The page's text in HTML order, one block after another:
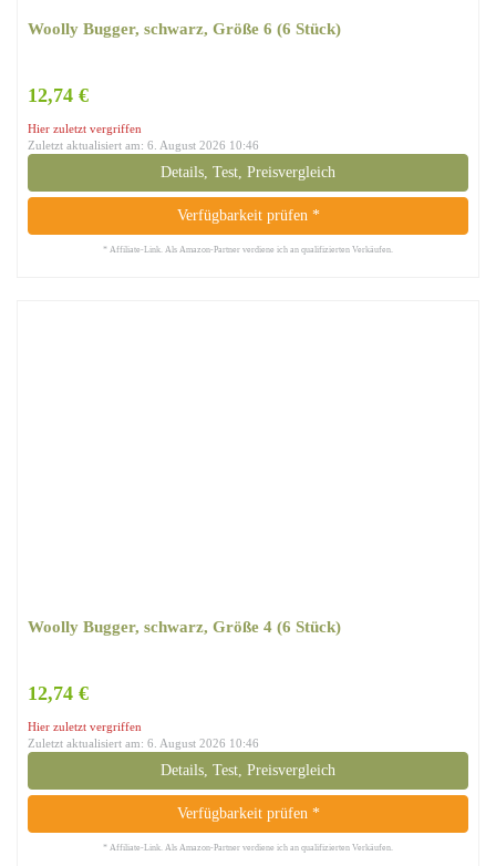
Woolly Bugger, schwarz, Größe 6 (6 Stück)
12,74 €
Hier zuletzt vergriffen
Zuletzt aktualisiert am: 6. August 2026 10:46
Details, Test, Preisvergleich
Verfügbarkeit prüfen *
* Affiliate-Link. Als Amazon-Partner verdiene ich an qualifizierten Verkäufen.
Woolly Bugger, schwarz, Größe 4 (6 Stück)
12,74 €
Hier zuletzt vergriffen
Zuletzt aktualisiert am: 6. August 2026 10:46
Details, Test, Preisvergleich
Verfügbarkeit prüfen *
* Affiliate-Link. Als Amazon-Partner verdiene ich an qualifizierten Verkäufen.